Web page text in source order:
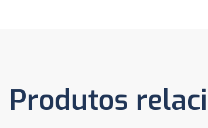
Produtos